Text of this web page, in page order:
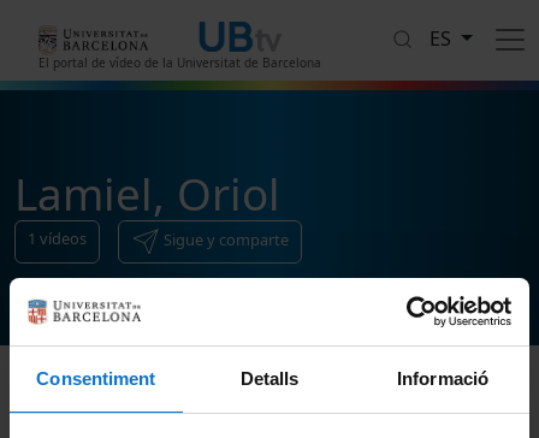
Consentiment Detalls Informació
El portal de vídeo de la Universitat de Barcelona
ES
Lamiel, Oriol
1 vídeos Sigue y comparte
Ordenar